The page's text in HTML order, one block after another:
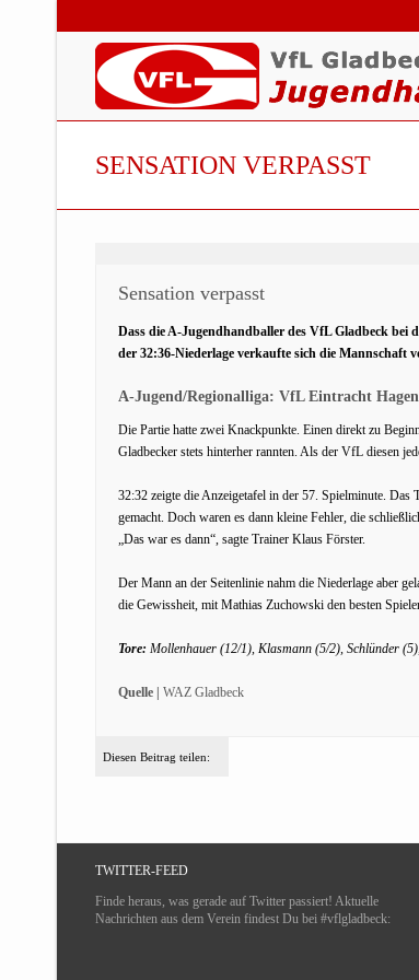
SENSATION VERPASST
Sensation verpasst
Dass die A-Jugendhandballer des VfL Gladbeck bei
der 32:36-Niederlage verkaufte sich die Mannschaft
A-Jugend/Regionalliga: VfL Eintracht
Die Partie hatte zwei Knackpunkte. Einen direkt zu
Gladbecker stets hinterher rannten. Als der VfL diesen
32:32 zeigte die Anzeigetafel in der 57. Spielminute.
gemacht. Doch waren es dann kleine Fehler, die
„Das war es dann“, sagte Trainer Klaus Förster.
Der Mann an der Seitenlinie nahm die Niederlage aber
die Gewissheit, mit Mathias Zuchowski den besten
Tore: Mollenhauer (12/1), Klasmann (5/2), Schlünder
Quelle | WAZ Gladbeck
Diesen Beitrag teilen:
TWITTER-FEED
Finde heraus, was gerade auf Twitter passiert! Aktuelle
Nachrichten aus dem Verein findest Du bei #vflgladbeck: